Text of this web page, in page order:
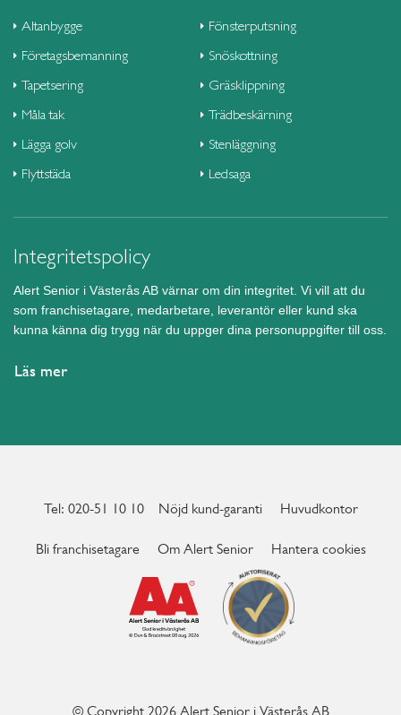
Altanbygge
Företagsbemanning
Tapetsering
Måla tak
Lägga golv
Flyttstäda
Fönsterputsning
Snöskottning
Gräsklippning
Trädbeskärning
Stenläggning
Ledsaga
Integritetspolicy
Alert Senior i Västerås AB värnar om din integritet. Vi vill att du
som franchisetagare, medarbetare, leverantör eller kund ska
kunna känna dig trygg när du uppger dina personuppgifter till oss.
Läs mer
Tel: 020-51 10 10 Nöjd kund-garanti Huvudkontor
Bli franchisetagare Om Alert Senior Hantera cookies
© Copyright 2026 Alert Senior i Västerås AB